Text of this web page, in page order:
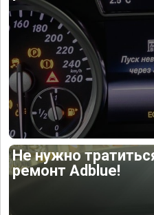
Не нужно
ремонт Adblue!